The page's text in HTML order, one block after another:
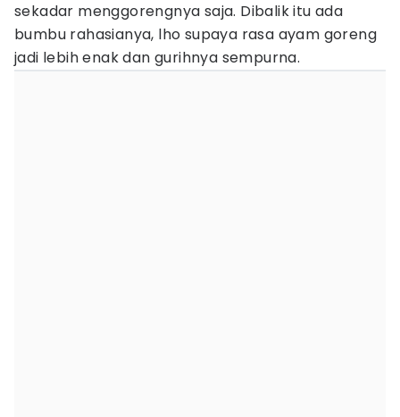
sekadar menggorengnya saja. Dibalik itu ada
bumbu rahasianya, lho supaya rasa ayam goreng
jadi lebih enak dan gurihnya sempurna.